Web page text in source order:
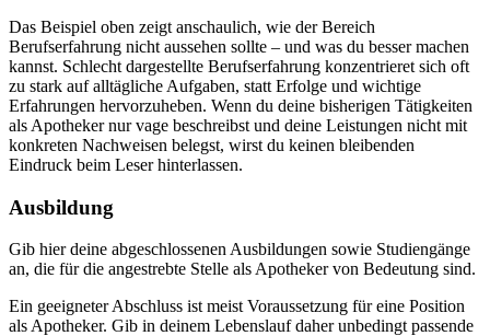
Das Beispiel oben zeigt anschaulich, wie der Bereich
Berufserfahrung nicht aussehen sollte – und was du besser machen
kannst. Schlecht dargestellte Berufserfahrung konzentrieret sich oft
zu stark auf alltägliche Aufgaben, statt Erfolge und wichtige
Erfahrungen hervorzuheben. Wenn du deine bisherigen Tätigkeiten
als Apotheker nur vage beschreibst und deine Leistungen nicht mit
konkreten Nachweisen belegst, wirst du keinen bleibenden
Eindruck beim Leser hinterlassen.
Ausbildung
Gib hier deine abgeschlossenen Ausbildungen sowie Studiengänge
an, die für die angestrebte Stelle als Apotheker von Bedeutung sind.
Ein geeigneter Abschluss ist meist Voraussetzung für eine Position
als Apotheker. Gib in deinem Lebenslauf daher unbedingt passende